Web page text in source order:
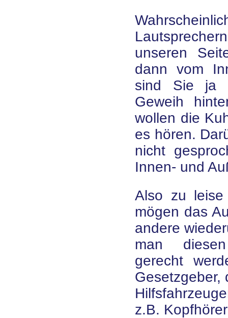
unseren
dann vom
sind Sie ja
Geweih
wollen die
es hören.
nicht
Innen- und
Also zu
mögen das
andere
man
gerecht
Gesetzgeber,
z.B.